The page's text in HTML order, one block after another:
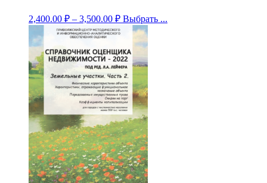
2,400.00 ₽ – 3,500.00 ₽ Выбрать ...